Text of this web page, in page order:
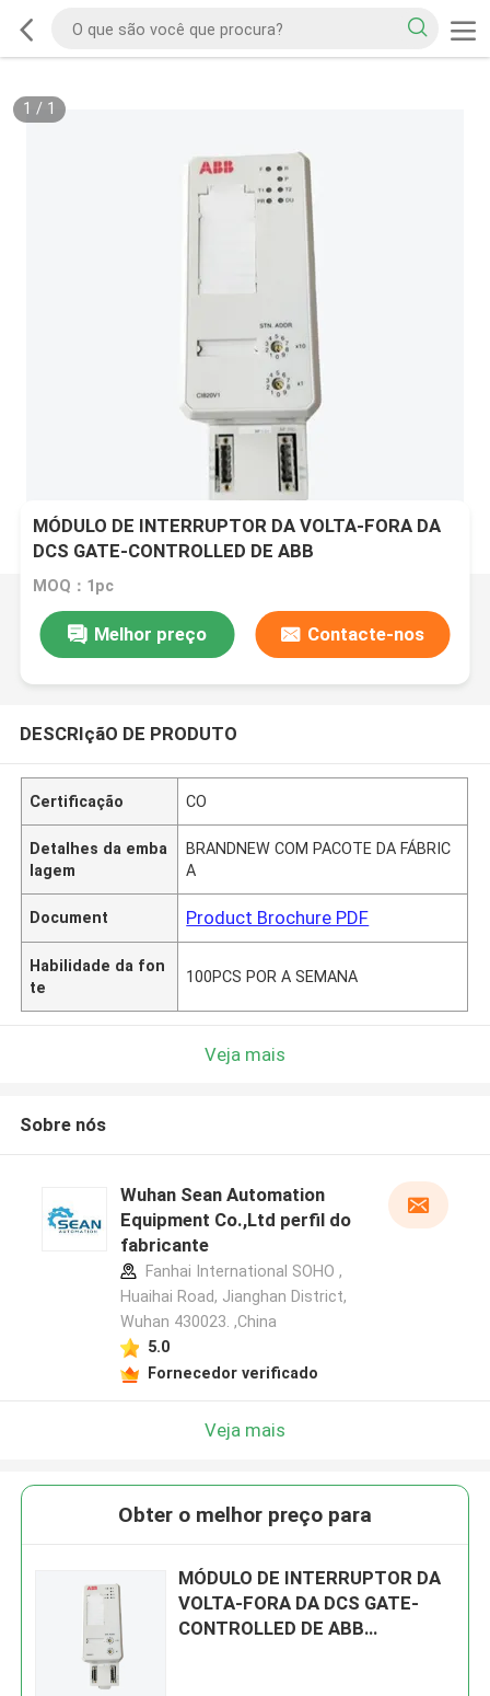
1 / 1
MÓDULO DE INTERRUPTOR DA VOLTA-FORA DA
DCS GATE-CONTROLLED DE ABB
3BHL000392P0101
MOQ：1pc
Melhor preço Contacte-nos
DESCRIçãO DE PRODUTO
Certificação CO
Detalhes da emba
lagem
BRANDNEW COM PACOTE DA FÁBRIC
A
Document Product Brochure PDF
Habilidade da fon
te
100PCS POR A SEMANA
Veja mais
Sobre nós
Wuhan Sean Automation
Equipment Co.,Ltd perfil do
fabricante
Fanhai International SOHO ,
Huaihai Road, Jianghan District,
Wuhan 430023. ,China
5.0
Fornecedor verificado
Veja mais
Obter o melhor preço para
MÓDULO DE INTERRUPTOR DA
VOLTA-FORA DA DCS GATE-
CONTROLLED DE ABB